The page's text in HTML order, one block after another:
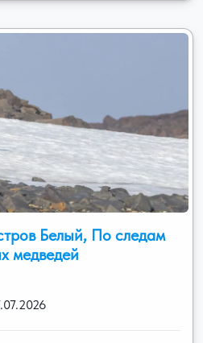
Белый, По следам
медведей